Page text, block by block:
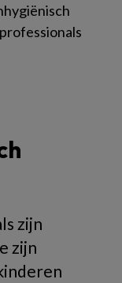
zijn
zijn